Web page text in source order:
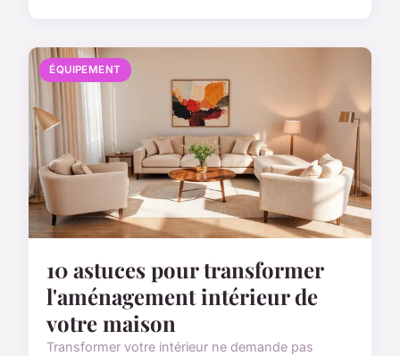
ÉQUIPEMENT
10 astuces pour transformer
l'aménagement intérieur de
votre maison
Transformer votre intérieur ne demande pas